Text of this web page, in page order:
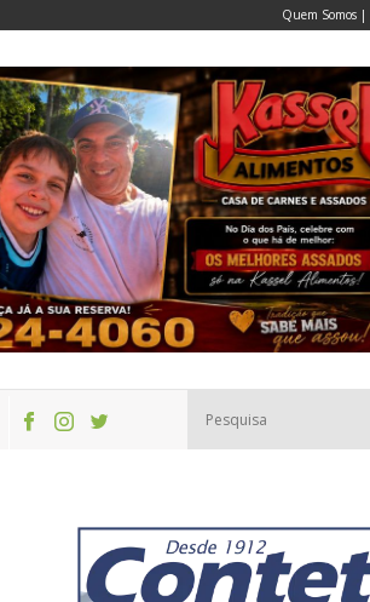
Quem Somos |